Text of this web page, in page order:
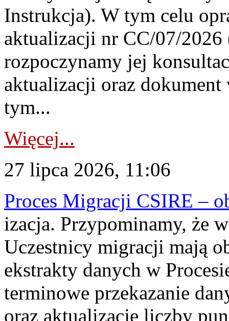
Instrukcja). W tym celu
aktualizacji nr CC/07/
rozpoczynamy jej
aktualizacji oraz
tym...
Więcej...
27 lipca 2026, 11:06
Proces Migracji CSIRE –
izacja. Przypominamy, że
Uczestnicy migracji mają
ekstrakty danych w
terminowe przekazanie
oraz aktualizację liczby